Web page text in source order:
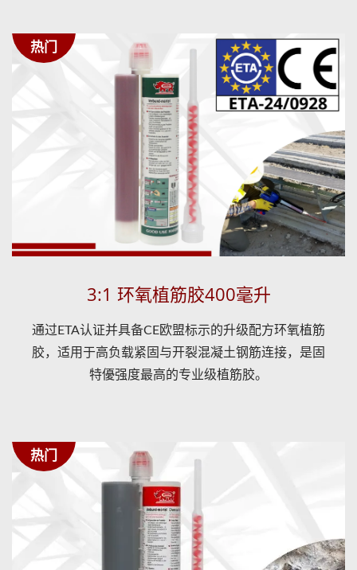
热门
3:1 环氧植筋胶400毫升
通过ETA认证并具备CE欧盟标示的升级配方环氧植筋
胶，适用于高负载紧固与开裂混凝土钢筋连接，是固
特優强度最高的专业级植筋胶。
热门